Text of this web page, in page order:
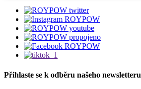
Přihlaste se k odběru našeho newsletteru